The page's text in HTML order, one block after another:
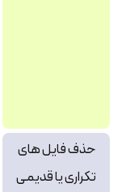
حذف فایل‌ های
تکراری یا قدیمی